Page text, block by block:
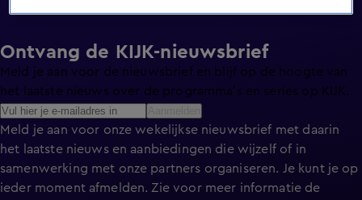
Ontvang de KIJK-nieuwsbrief
Meld je aan voor de nieuwsbrief en blijf op de hoogte van
het laatste nieuws over de programma’s en series op KIJK.
Meld je aan voor onze wekelijkse nieuwsbrief met daarin
het laatste nieuws en aanbiedingen die wijzelf of in
samenwerking met onze partners organiseren. Je kunt je op
ieder moment afmelden. Zie voor meer informatie de